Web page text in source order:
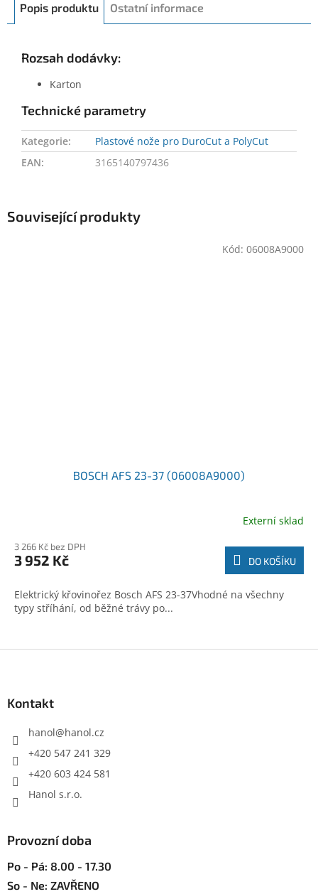
Související produkty
BOSCH AFS 23-37 (06008A9000)
Externí sklad
3 266 Kč bez DPH
3 952 Kč DO KOŠÍKU
Elektrický křovinořez Bosch AFS 23-37Vhodné na všechny
typy stříhání, od běžné trávy po...
Kód: 06008A9000
Popis produktu Ostatní informace
Rozsah dodávky:
Karton
Technické parametry
Kategorie:
Plastové nože pro DuroCut a PolyCut
EAN: 3165140797436
Kontakt
hanol@hanol.cz
+420 547 241 329
+420 603 424 581
Hanol s.r.o.
Provozní doba
Po - Pá: 8.00 - 17.30
So - Ne: ZAVŘENO